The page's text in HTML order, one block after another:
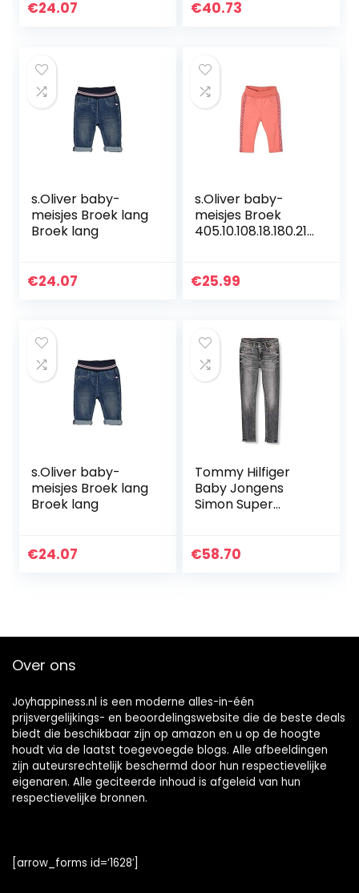
€24.07 €40.73
s.Oliver baby-
meisjes Broek lang
Broek lang
€24.07
s.Oliver baby-
meisjes Broek
405.10.108.18.180.210
€25.99
s.Oliver baby-
meisjes Broek lang
Broek lang
€24.07
Tommy Hilfiger
Baby Jongens
Simon Super
€58.70
Over ons
Joyhappiness.nl is een moderne alles-in-één
prijsvergelijkings- en beoordelingswebsite die de beste deals
biedt die beschikbaar zijn op amazon en u op de hoogte
houdt via de laatst toegevoegde blogs. Alle afbeeldingen
zijn auteursrechtelijk beschermd door hun respectievelijke
eigenaren. Alle geciteerde inhoud is afgeleid van hun
respectievelijke bronnen.
[arrow_forms id=’1628′]